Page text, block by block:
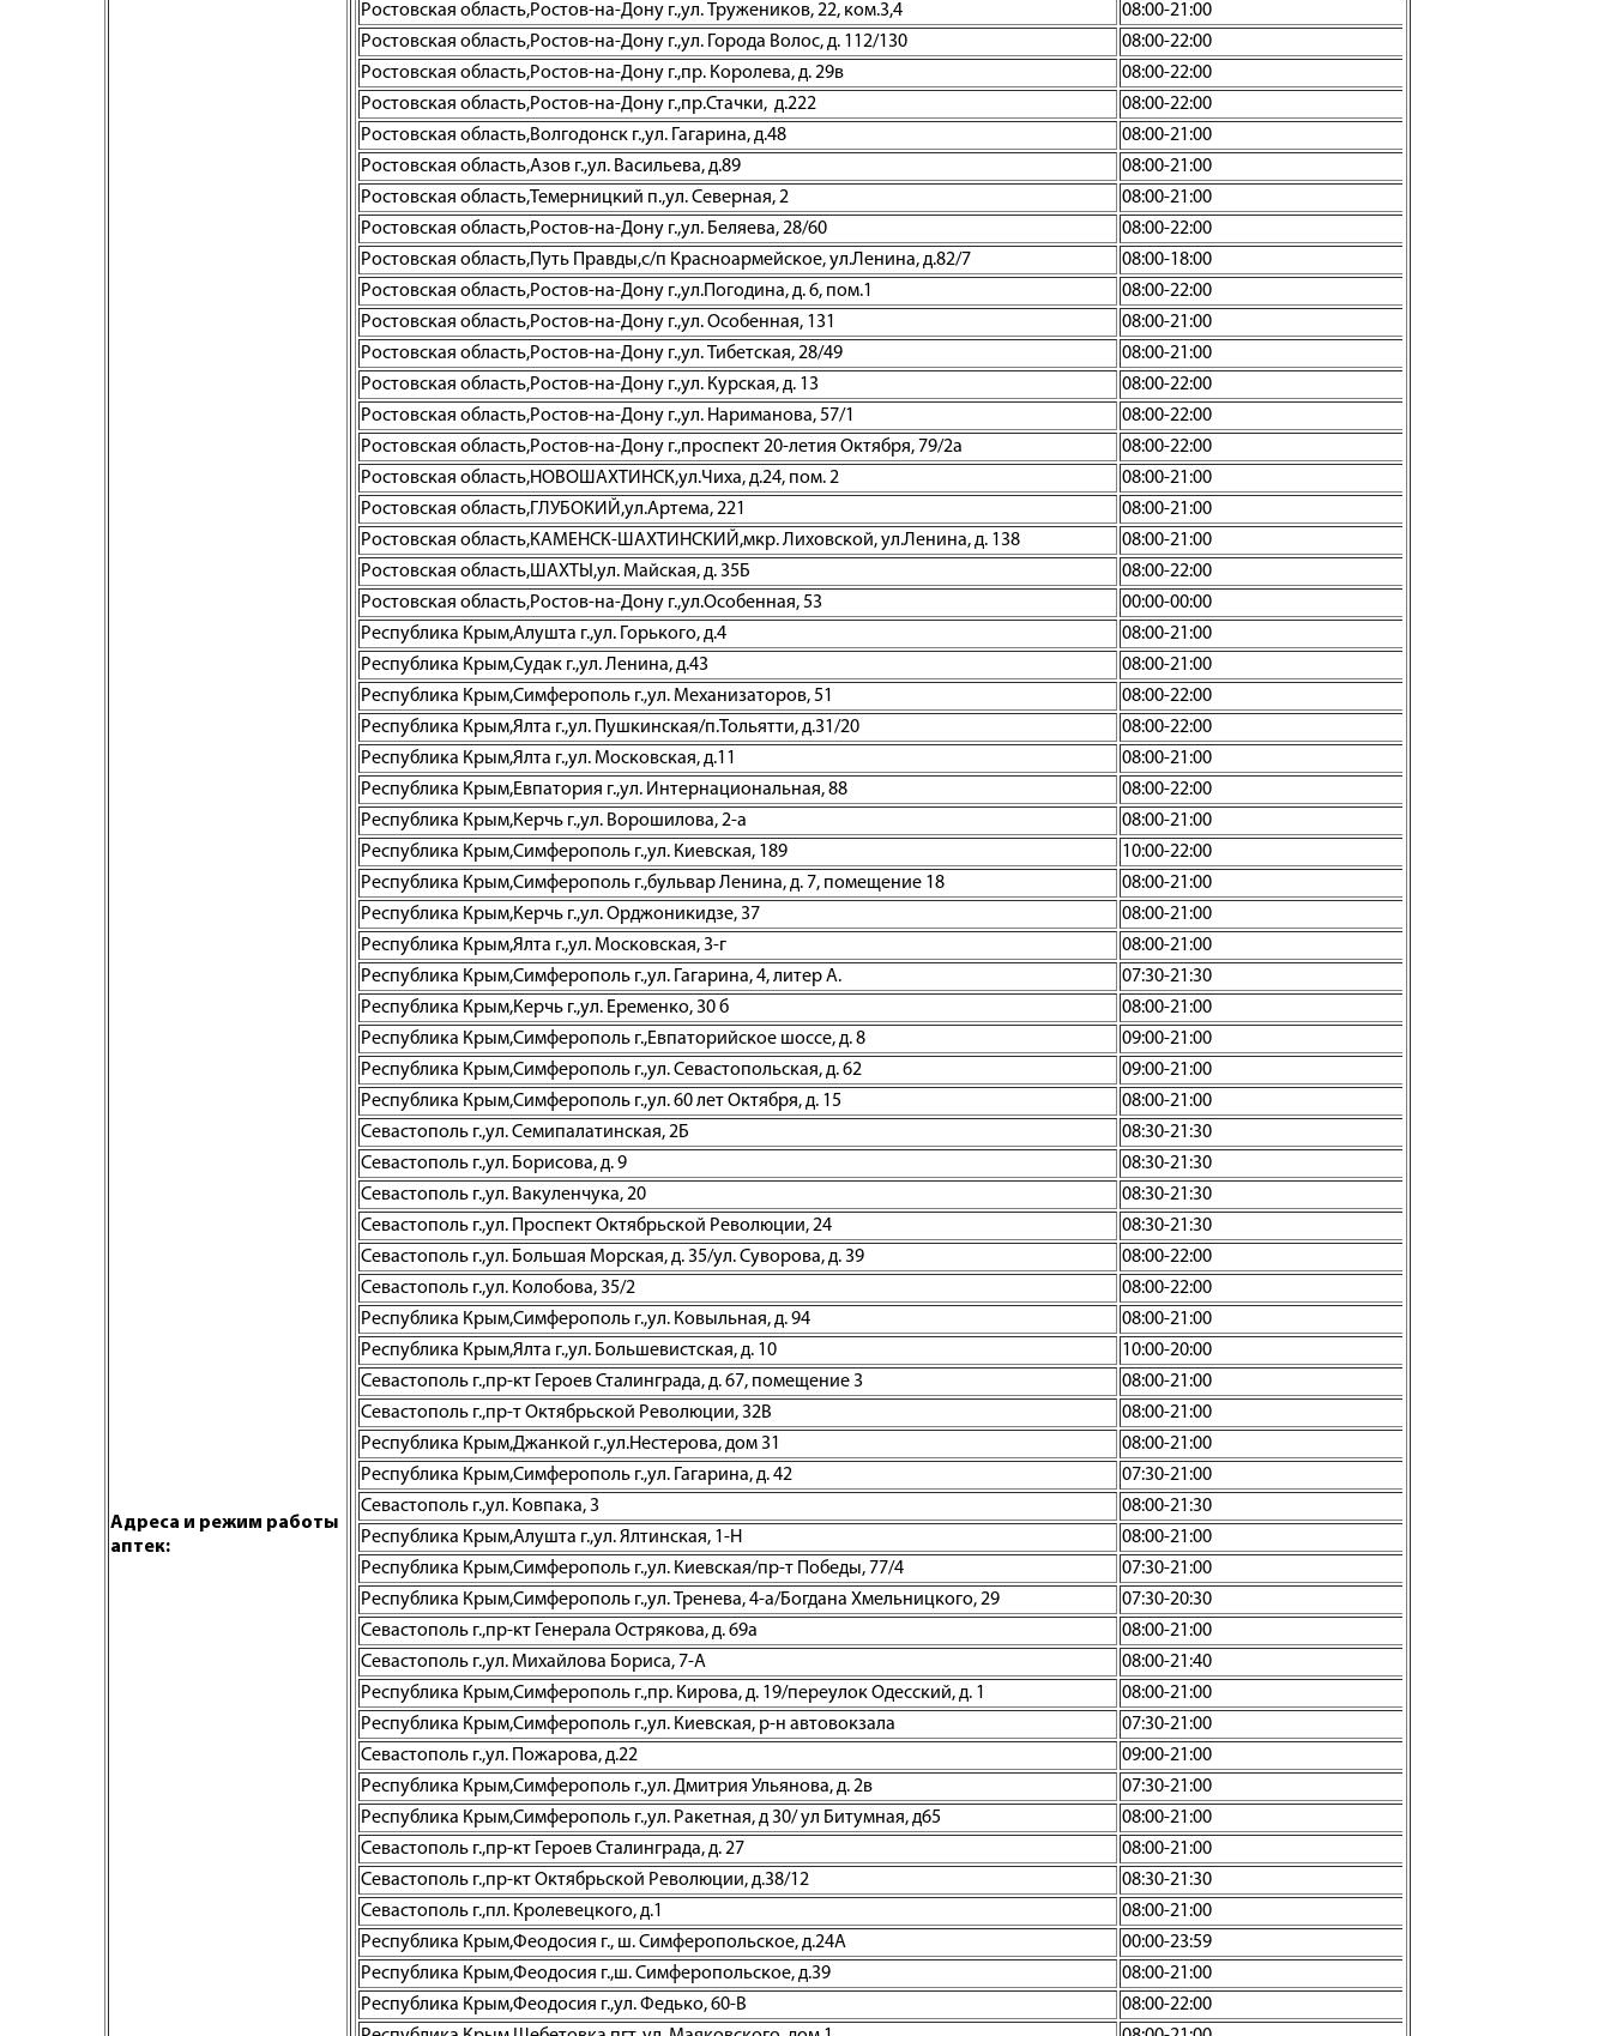
Адреса и режим работы
аптек:
Ростовская область,Ростов-на-Дону г.,ул. Тружеников, 22, ком.3,4
08:00-21:00
Ростовская область,Ростов-на-Дону г.,ул. Города Волос, д. 112/130
08:00-22:00
Ростовская область,Ростов-на-Дону г.,пр. Королева, д. 29в
08:00-22:00
Ростовская область,Ростов-на-Дону г.,пр.Стачки, д.222
08:00-22:00
Ростовская область,Волгодонск г.,ул. Гагарина, д.48
08:00-21:00
Ростовская область,Азов г.,ул. Васильева, д.89
08:00-21:00
Ростовская область,Темерницкий п.,ул. Северная, 2
08:00-21:00
Ростовская область,Ростов-на-Дону г.,ул. Беляева, 28/60
08:00-22:00
Ростовская область,Путь Правды,с/п Красноармейское, ул.Ленина, д.82/7
08:00-18:00
Ростовская область,Ростов-на-Дону г.,ул.Погодина, д. 6, пом.1
08:00-22:00
Ростовская область,Ростов-на-Дону г.,ул. Особенная, 131
08:00-21:00
Ростовская область,Ростов-на-Дону г.,ул. Тибетская, 28/49
08:00-21:00
Ростовская область,Ростов-на-Дону г.,ул. Курская, д. 13
08:00-22:00
Ростовская область,Ростов-на-Дону г.,ул. Нариманова, 57/1
08:00-22:00
Ростовская область,Ростов-на-Дону г.,проспект 20-летия Октября, 79/2а
08:00-22:00
Ростовская область,НОВОШАХТИНСК,ул.Чиха, д.24, пом. 2
08:00-21:00
Ростовская область,ГЛУБОКИЙ,ул.Артема, 221
08:00-21:00
Ростовская область,КАМЕНСК-ШАХТИНСКИЙ,мкр. Лиховской, ул.Ленина, д. 138
08:00-21:00
Ростовская область,ШАХТЫ,ул. Майская, д. 35Б
08:00-22:00
Ростовская область,Ростов-на-Дону г.,ул.Особенная, 53
00:00-00:00
Республика Крым,Алушта г.,ул. Горького, д.4
08:00-21:00
Республика Крым,Судак г.,ул. Ленина, д.43
08:00-21:00
Республика Крым,Симферополь г.,ул. Механизаторов, 51
08:00-22:00
Республика Крым,Ялта г.,ул. Пушкинская/п.Тольятти, д.31/20
08:00-22:00
Республика Крым,Ялта г.,ул. Московская, д.11
08:00-21:00
Республика Крым,Евпатория г.,ул. Интернациональная, 88
08:00-22:00
Республика Крым,Керчь г.,ул. Ворошилова, 2-а
08:00-21:00
Республика Крым,Симферополь г.,ул. Киевская, 189
10:00-22:00
Республика Крым,Симферополь г.,бульвар Ленина, д. 7, помещение 18
08:00-21:00
Республика Крым,Керчь г.,ул. Орджоникидзе, 37
08:00-21:00
Республика Крым,Ялта г.,ул. Московская, 3-г
08:00-21:00
Республика Крым,Симферополь г.,ул. Гагарина, 4, литер А.
07:30-21:30
Республика Крым,Керчь г.,ул. Еременко, 30 б
08:00-21:00
Республика Крым,Симферополь г.,Евпаторийское шоссе, д. 8
09:00-21:00
Республика Крым,Симферополь г.,ул. Севастопольская, д. 62
09:00-21:00
Республика Крым,Симферополь г.,ул. 60 лет Октября, д. 15
08:00-21:00
Севастополь г.,ул. Семипалатинская, 2Б
08:30-21:30
Севастополь г.,ул. Борисова, д. 9
08:30-21:30
Севастополь г.,ул. Вакуленчука, 20
08:30-21:30
Севастополь г.,ул. Проспект Октябрьской Революции, 24
08:30-21:30
Севастополь г.,ул. Большая Морская, д. 35/ул. Суворова, д. 39
08:00-22:00
Севастополь г.,ул. Колобова, 35/2
08:00-22:00
Республика Крым,Симферополь г.,ул. Ковыльная, д. 94
08:00-21:00
Республика Крым,Ялта г.,ул. Большевистская, д. 10
10:00-20:00
Севастополь г.,пр-кт Героев Сталинграда, д. 67, помещение 3
08:00-21:00
Севастополь г.,пр-т Октябрьской Революции, 32В
08:00-21:00
Республика Крым,Джанкой г.,ул.Нестерова, дом 31
08:00-21:00
Республика Крым,Симферополь г.,ул. Гагарина, д. 42
07:30-21:00
Севастополь г.,ул. Ковпака, 3
08:00-21:30
Республика Крым,Алушта г.,ул. Ялтинская, 1-Н
08:00-21:00
Республика Крым,Симферополь г.,ул. Киевская/пр-т Победы, 77/4
07:30-21:00
Республика Крым,Симферополь г.,ул. Тренева, 4-а/Богдана Хмельницкого, 29
07:30-20:30
Севастополь г.,пр-кт Генерала Острякова, д. 69а
08:00-21:00
Севастополь г.,ул. Михайлова Бориса, 7-А
08:00-21:40
Республика Крым,Симферополь г.,пр. Кирова, д. 19/переулок Одесский, д. 1
08:00-21:00
Республика Крым,Симферополь г.,ул. Киевская, р-н автовокзала
07:30-21:00
Севастополь г.,ул. Пожарова, д.22
09:00-21:00
Республика Крым,Симферополь г.,ул. Дмитрия Ульянова, д. 2в
07:30-21:00
Республика Крым,Симферополь г.,ул. Ракетная, д 30/ ул Битумная, д65
08:00-21:00
Севастополь г.,пр-кт Героев Сталинграда, д. 27
08:00-21:00
Севастополь г.,пр-кт Октябрьской Революции, д.38/12
08:30-21:30
Севастополь г.,пл. Кролевецкого, д.1
08:00-21:00
Республика Крым,Феодосия г., ш. Симферопольское, д.24А
00:00-23:59
Республика Крым,Феодосия г.,ш. Симферопольское, д.39
08:00-21:00
Республика Крым,Феодосия г.,ул. Федько, 60-В
08:00-22:00